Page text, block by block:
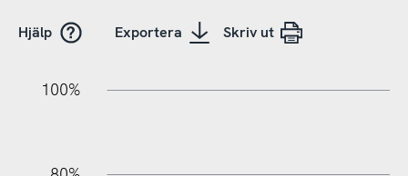
Hjälp Exportera Skriv ut
100%